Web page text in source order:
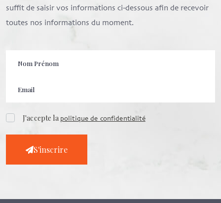
suffit de saisir vos informations ci-dessous afin de recevoir
toutes nos informations du moment.
J'accepte lapolitique de confidentialité
S'inscrire